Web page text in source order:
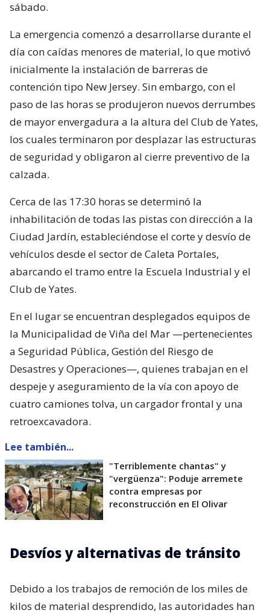
sábado.
La emergencia comenzó a desarrollarse durante el
día con caídas menores de material, lo que motivó
inicialmente la instalación de barreras de
contención tipo New Jersey. Sin embargo, con el
paso de las horas se produjeron nuevos derrumbes
de mayor envergadura a la altura del Club de Yates,
los cuales terminaron por desplazar las estructuras
de seguridad y obligaron al cierre preventivo de la
calzada.
Cerca de las 17:30 horas se determinó la
inhabilitación de todas las pistas con dirección a la
Ciudad Jardín, estableciéndose el corte y desvío de
vehículos desde el sector de Caleta Portales,
abarcando el tramo entre la Escuela Industrial y el
Club de Yates.
En el lugar se encuentran desplegados equipos de
la Municipalidad de Viña del Mar —pertenecientes
a Seguridad Pública, Gestión del Riesgo de
Desastres y Operaciones—, quienes trabajan en el
despeje y aseguramiento de la vía con apoyo de
cuatro camiones tolva, un cargador frontal y una
retroexcavadora.
Lee también...
"Terriblemente chantas" y
"vergüenza": Poduje arremete
contra empresas por
reconstrucción en El Olivar
Desvíos y alternativas de tránsito
Debido a los trabajos de remoción de los miles de
kilos de material desprendido, las autoridades han